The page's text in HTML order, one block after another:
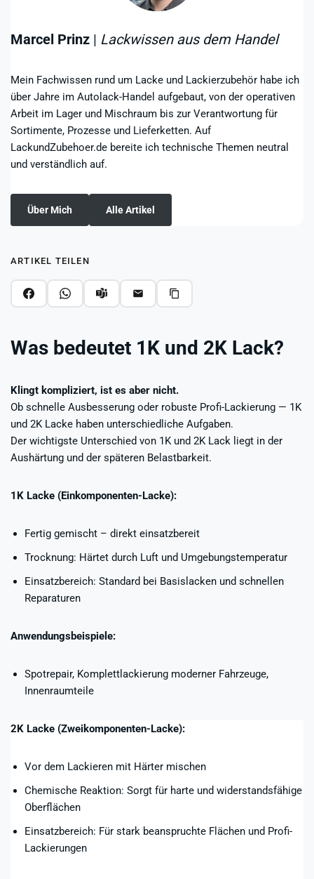
Marcel Prinz | Lackwissen aus dem Handel
Mein Fachwissen rund um Lacke und Lackierzubehör habe ich
über Jahre im Autolack-Handel aufgebaut, von der operativen
Arbeit im Lager und Mischraum bis zur Verantwortung für
Sortimente, Prozesse und Lieferketten. Auf
LackundZubehoer.de bereite ich technische Themen neutral
und verständlich auf.
Über Mich Alle Artikel
ARTIKEL TEILEN
Was bedeutet 1K und 2K Lack?
Klingt kompliziert, ist es aber nicht.
Ob schnelle Ausbesserung oder robuste Profi-Lackierung — 1K
und 2K Lacke haben unterschiedliche Aufgaben.
Der wichtigste Unterschied von 1K und 2K Lack liegt in der
Aushärtung und der späteren Belastbarkeit.
1K Lacke (Einkomponenten-Lacke):
Fertig gemischt – direkt einsatzbereit
Trocknung: Härtet durch Luft und Umgebungstemperatur
Einsatzbereich: Standard bei Basislacken und schnellen
Reparaturen
Anwendungsbeispiele:
Spotrepair, Komplettlackierung moderner Fahrzeuge,
Innenraumteile
2K Lacke (Zweikomponenten-Lacke):
Vor dem Lackieren mit Härter mischen
Chemische Reaktion: Sorgt für harte und widerstandsfähige
Oberflächen
Einsatzbereich: Für stark beanspruchte Flächen und Profi-
Lackierungen